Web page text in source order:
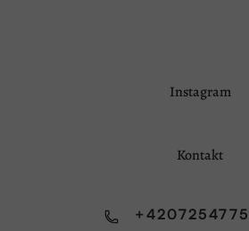
Instagram
Kontakt